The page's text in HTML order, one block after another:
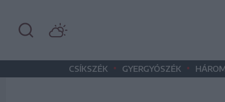
CSÍKSZÉK • GYERGYÓSZÉK •